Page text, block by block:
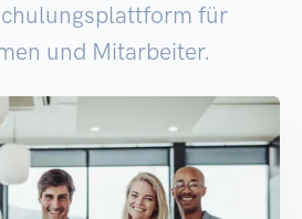
für
und Mitarbeiter.